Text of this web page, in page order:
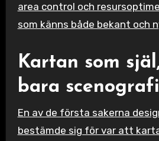
area control och
som känns både bekant och
Kartan som
bara scenografi
En av de första sakerna
bestämde sig för var att